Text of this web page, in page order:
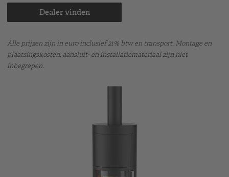
Dealer vinden
Alle prijzen zijn in euro inclusief 21% btw en transport. Montage en
plaatsingskosten, aansluit- en installatiemateriaal zijn niet
inbegrepen.